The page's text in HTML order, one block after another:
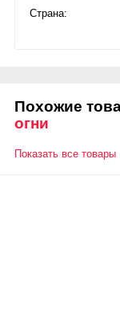
Страна:
Похожие
огни
Показать все товары